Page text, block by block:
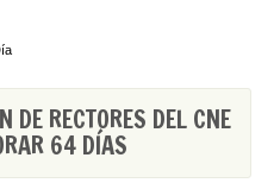
DE RECTORES DEL CNE
64 DÍAS